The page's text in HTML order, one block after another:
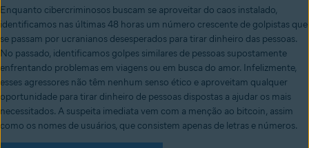
Enquanto cibercriminosos buscam se aproveitar do caos instalado,
identificamos nas últimas 48 horas um número crescente de golpistas que
se passam por ucranianos desesperados para tirar dinheiro das pessoas.
No passado, identificamos golpes similares de pessoas supostamente
enfrentando problemas em viagens ou em busca do amor. Infelizmente,
esses agressores não têm nenhum senso ético e aproveitam qualquer
oportunidade para tirar dinheiro de pessoas dispostas a ajudar os mais
necessitados. A suspeita imediata vem com a menção ao bitcoin, assim
como os nomes de usuários, que consistem apenas de letras e números.